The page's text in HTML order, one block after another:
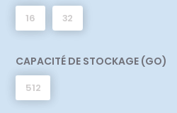
16 32
CAPACITÉ DE STOCKAGE (GO)
512